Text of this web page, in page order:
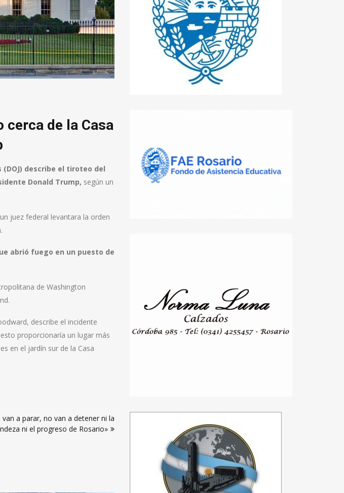
cerca de la Casa
describe el tiroteo del
Donald Trump, según un
juez federal levantara la orden
abrió fuego en un puesto de
de Washington
describe el incidente
proporcionaría un lugar más
en el jardín sur de la Casa
van a parar, no van a detener ni la
ni el progreso de Rosario»